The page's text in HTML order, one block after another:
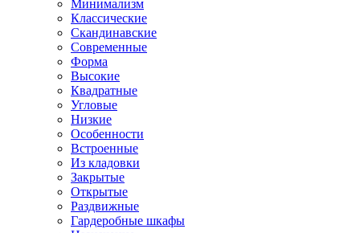
Минимализм
Классические
Скандинавские
Современные
Форма
Высокие
Квадратные
Угловые
Низкие
Особенности
Встроенные
Из кладовки
Закрытые
Открытые
Раздвижные
Гардеробные шкафы